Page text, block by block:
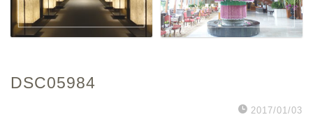
DSC05984
2017/01/03